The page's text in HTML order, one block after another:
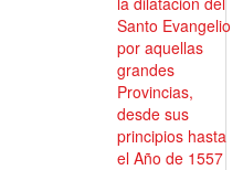
Santo Evangelio
por aquellas
grandes
Provincias,
desde sus
principios hasta
el Año de 1557